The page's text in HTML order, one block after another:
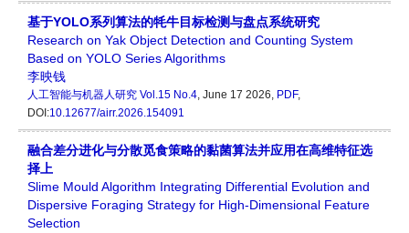
基于YOLO系列算法的牦牛目标检测与盘点系统研究
Research on Yak Object Detection and Counting System
Based on YOLO Series Algorithms
李映钱
人工智能与机器人研究 Vol.15 No.4, June 17 2026, PDF,
DOI:10.12677/airr.2026.154091
融合差分进化与分散觅食策略的黏菌算法并应用在高维特征选
择上
Slime Mould Algorithm Integrating Differential Evolution and
Dispersive Foraging Strategy for High-Dimensional Feature
Selection